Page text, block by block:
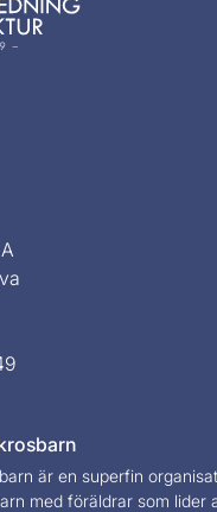
är en superfin
med föräldrar som lider